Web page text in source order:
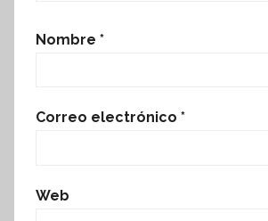
Nombre *
Correo electrónico *
Web